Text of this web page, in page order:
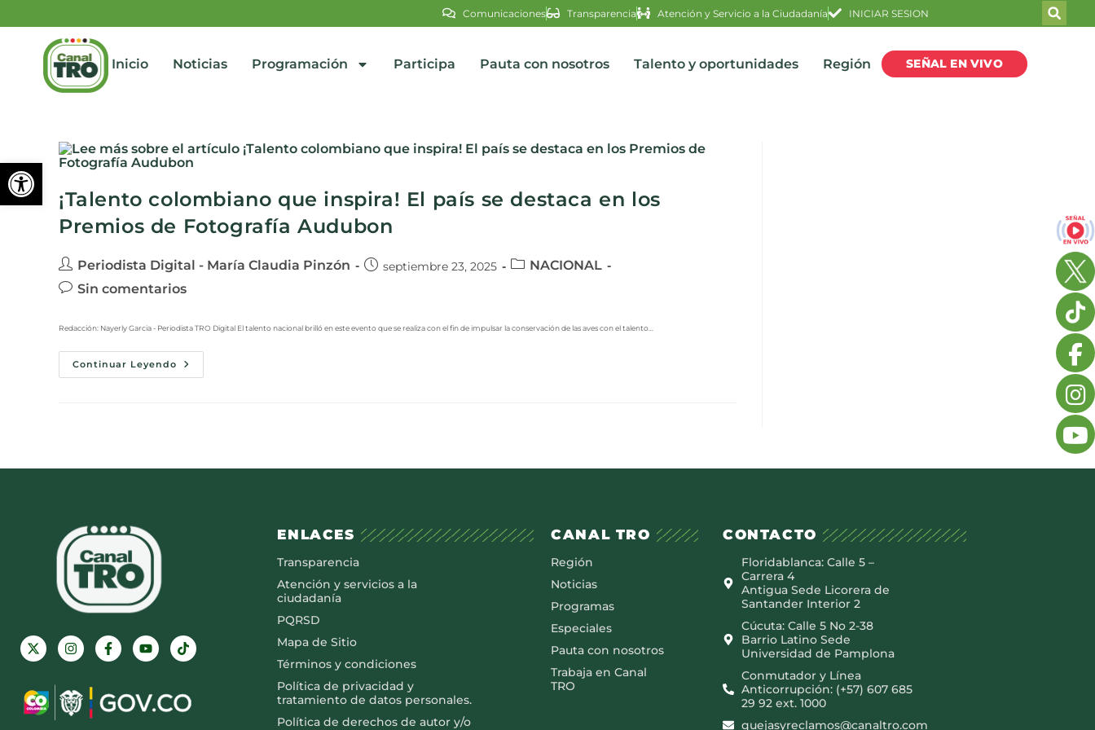
Abrir barra de herramientas
Comunicaciones Transparencia Atención y Servicio a la Ciudadanía INICIAR SESION
Inicio Noticias Programación Participa Pauta con nosotros Talento y oportunidades Región SEÑAL EN VIVO
¡Talento colombiano que inspira! El país se destaca en los
Premios de Fotografía Audubon
Periodista Digital - María Claudia Pinzón septiembre 23, 2025
NACIONAL
Sin comentarios
Redacción: Nayerly Garcia - Periodista TRO Digital El talento nacional brilló en este evento que se realiza con el fin de impulsar la conservación de las aves con el talento…
Continuar Leyendo
ENLACES
Transparencia
Atención y servicios a la
ciudadanía
PQRSD
Mapa de Sitio
Términos y condiciones
Política de privacidad y
tratamiento de datos personales.
Política de derechos de autor y/o
CANAL TRO
Región
Noticias
Programas
Especiales
Pauta con nosotros
Trabaja en Canal
TRO
CONTACTO
Floridablanca: Calle 5 –
Carrera 4
Antigua Sede Licorera de
Santander Interior 2
Cúcuta: Calle 5 No 2-38
Barrio Latino Sede
Universidad de Pamplona
Conmutador y Línea
Anticorrupción: (+57) 607 685
29 92 ext. 1000
quejasyreclamos@canaltro.com